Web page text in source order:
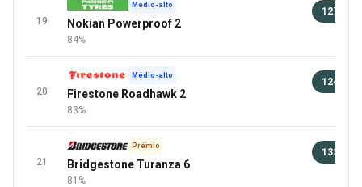
19
Médio-alto
Nokian Powerproof 2
84%
127 €
20
Médio-alto
Firestone Roadhawk 2
83%
124 €
21
Prémio
Bridgestone Turanza 6
81%
133 €